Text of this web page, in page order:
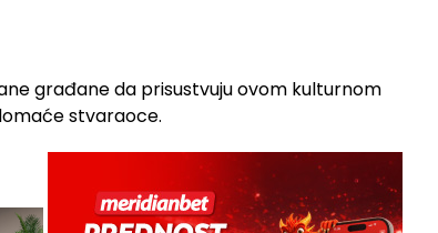
građane da prisustvuju ovom kulturnom
stvaraoce.